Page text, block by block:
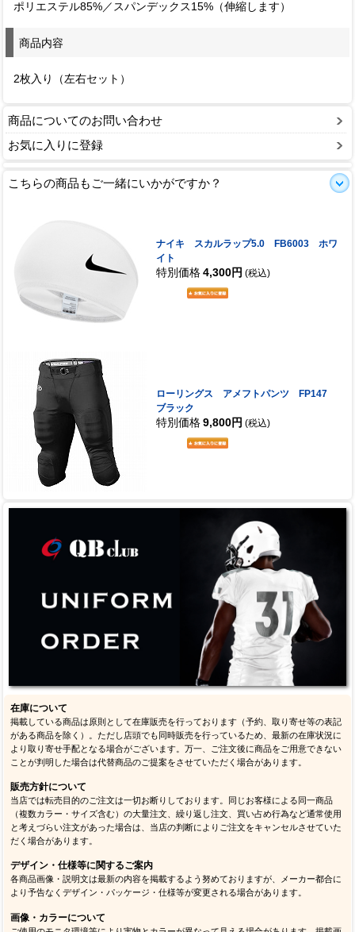
ポリエステル85%／スパンデックス15%（伸縮します）
商品内容
2枚入り（左右セット）
商品についてのお問い合わせ
お気に入りに登録
こちらの商品もご一緒にいかがですか？
ナイキ スカルラップ5.0 FB6003 ホワ
イト
特別価格 4,300円 (税込)
ローリングス アメフトパンツ FP147
ブラック
特別価格 9,800円 (税込)
在庫について
掲載している商品は原則として在庫販売を行っております（予約、取り寄せ等の表記
がある商品を除く）。ただし店頭でも同時販売を行っているため、最新の在庫状況に
より取り寄せ手配となる場合がございます。万一、ご注文後に商品をご用意できない
ことが判明した場合は代替商品のご提案をさせていただく場合があります。
販売方針について
当店では転売目的のご注文は一切お断りしております。同じお客様による同一商品
（複数カラー・サイズ含む）の大量注文、繰り返し注文、買い占め行為など通常使用
と考えづらい注文があった場合は、当店の判断によりご注文をキャンセルさせていた
だく場合があります。
デザイン・仕様等に関するご案内
各商品画像・説明文は最新の内容を掲載するよう努めておりますが、メーカー都合に
より予告なくデザイン・パッケージ・仕様等が変更される場合があります。
画像・カラーについて